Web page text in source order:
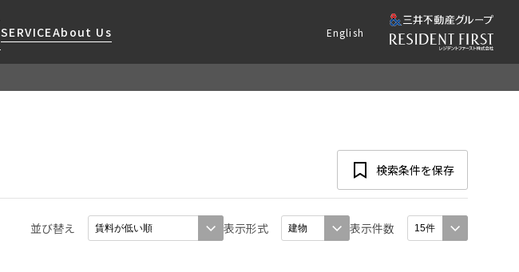
SERVICEAbout Us
当社限定(港区・渋谷区)
English
検索条件を保存
並び替え 表示形式 表示件数